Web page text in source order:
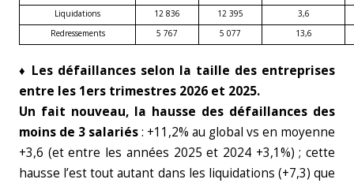
Liquidations
12 836 12 395
3,6
Redressements
5 767 5 077 13,6
♦ Les défaillances selon la taille des entreprises
entre les 1ers trimestres 2026 et 2025.
Un fait nouveau, la hausse des défaillances des
moins de 3 salariés: +11,2% au global vs en moyenne
+3,6 (et entre les années 2025 et 2024 +3,1%) ; cette
hausse l’est tout autant dans les liquidations (+7,3) que